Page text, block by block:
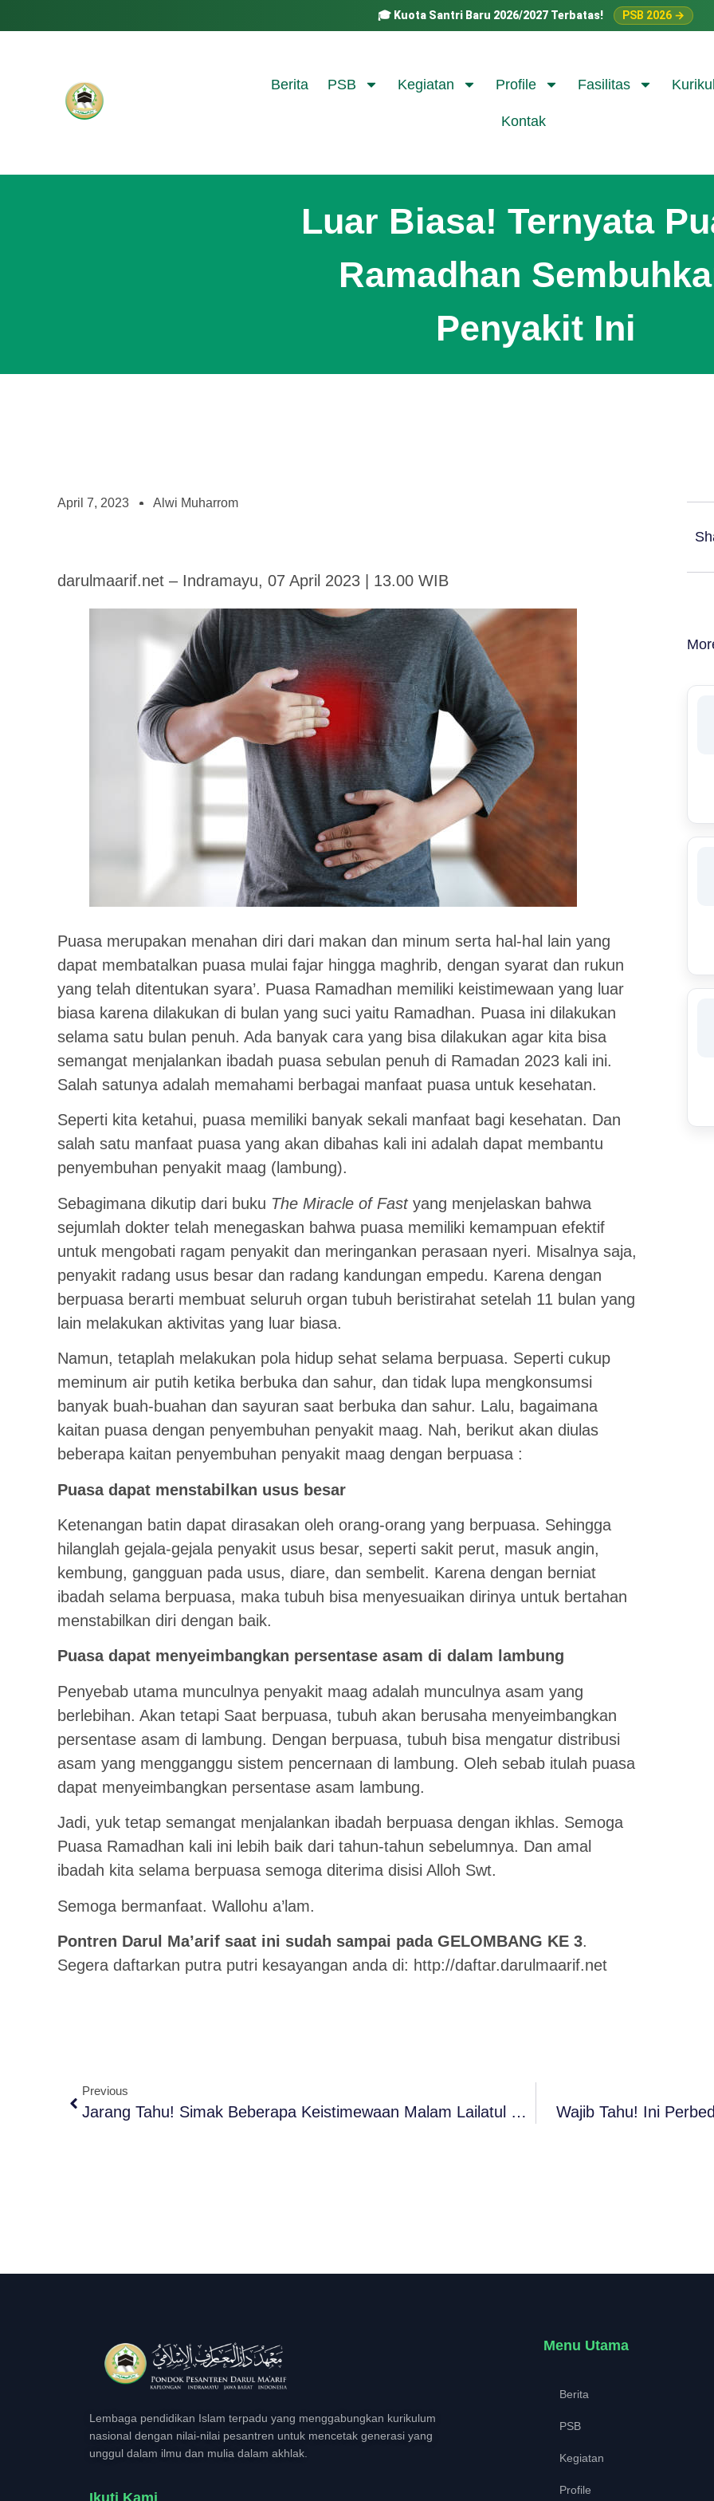
🎓 Kuota Santri Baru 2026/2027 Terbatas! PSB 2026 →
Berita PSB Kegiatan Profile Fasilitas
Kontak
Luar Biasa! Ternyata
Ramadhan
Penyakit Ini
April 7, 2023 Alwi Muharrom
darulmaarif.net – Indramayu, 07 April 2023 | 13.00 WIB
Puasa merupakan menahan diri dari makan dan minum serta hal-hal lain yang
dapat membatalkan puasa mulai fajar hingga maghrib, dengan syarat dan rukun
yang telah ditentukan syara’. Puasa Ramadhan memiliki keistimewaan yang luar
biasa karena dilakukan di bulan yang suci yaitu Ramadhan. Puasa ini dilakukan
selama satu bulan penuh. Ada banyak cara yang bisa dilakukan agar kita bisa
semangat menjalankan ibadah puasa sebulan penuh di Ramadan 2023 kali ini.
Salah satunya adalah memahami berbagai manfaat puasa untuk kesehatan.
Seperti kita ketahui, puasa memiliki banyak sekali manfaat bagi kesehatan. Dan
salah satu manfaat puasa yang akan dibahas kali ini adalah dapat membantu
penyembuhan penyakit maag (lambung).
Sebagimana dikutip dari buku The Miracle of Fastyang menjelaskan bahwa
sejumlah dokter telah menegaskan bahwa puasa memiliki kemampuan efektif
untuk mengobati ragam penyakit dan meringankan perasaan nyeri. Misalnya saja,
penyakit radang usus besar dan radang kandungan empedu. Karena dengan
berpuasa berarti membuat seluruh organ tubuh beristirahat setelah 11 bulan yang
lain melakukan aktivitas yang luar biasa.
Namun, tetaplah melakukan pola hidup sehat selama berpuasa. Seperti cukup
meminum air putih ketika berbuka dan sahur, dan tidak lupa mengkonsumsi
banyak buah-buahan dan sayuran saat berbuka dan sahur. Lalu, bagaimana
kaitan puasa dengan penyembuhan penyakit maag. Nah, berikut akan diulas
beberapa kaitan penyembuhan penyakit maag dengan berpuasa :
Puasa dapat menstabilkan usus besar
Ketenangan batin dapat dirasakan oleh orang-orang yang berpuasa. Sehingga
hilanglah gejala-gejala penyakit usus besar, seperti sakit perut, masuk angin,
kembung, gangguan pada usus, diare, dan sembelit. Karena dengan berniat
ibadah selama berpuasa, maka tubuh bisa menyesuaikan dirinya untuk bertahan
menstabilkan diri dengan baik.
Puasa dapat menyeimbangkan persentase asam di dalam lambung
Penyebab utama munculnya penyakit maag adalah munculnya asam yang
berlebihan. Akan tetapi Saat berpuasa, tubuh akan berusaha menyeimbangkan
persentase asam di lambung. Dengan berpuasa, tubuh bisa mengatur distribusi
asam yang mengganggu sistem pencernaan di lambung. Oleh sebab itulah puasa
dapat menyeimbangkan persentase asam lambung.
Jadi, yuk tetap semangat menjalankan ibadah berpuasa dengan ikhlas. Semoga
Puasa Ramadhan kali ini lebih baik dari tahun-tahun sebelumnya. Dan amal
ibadah kita selama berpuasa semoga diterima disisi Alloh Swt.
Semoga bermanfaat. Wallohu a’lam.
Pontren Darul Ma’arif saat ini sudah sampai pada GELOMBANG KE 3.
Segera daftarkan putra putri kesayangan anda di: http://daftar.darulmaarif.net
Previous
Jarang Tahu! Simak Beberapa Keistimewaan Malam Lailatul Qodar Wajib Tahu! Ini
Lembaga pendidikan Islam terpadu yang menggabungkan kurikulum
nasional dengan nilai-nilai pesantren untuk mencetak generasi yang
unggul dalam ilmu dan mulia dalam akhlak.
Ikuti Kami
Menu Utama
Berita
PSB
Kegiatan
Profile